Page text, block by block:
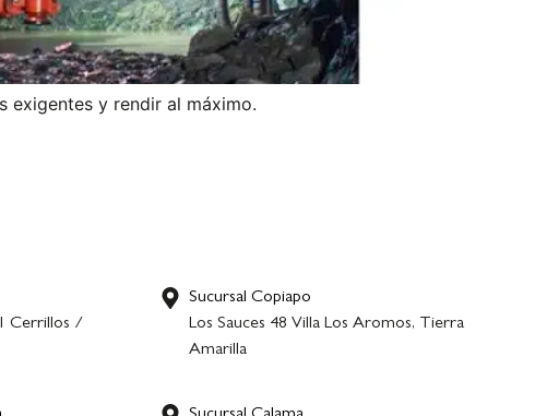
exigentes y rendir al máximo.
Cerrillos /
Sucursal Copiapo
Los Sauces 48 Villa Los Aromos, Tierra
Amarilla